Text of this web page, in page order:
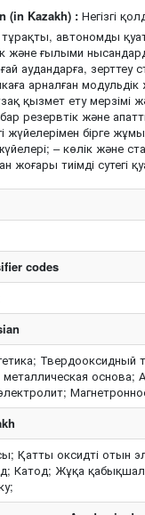
(in Kazakh) : Негізгі
автономды
және ғылыми
аудандарға, зерттеу
арналған модульдік
қызмет ету мерзімі
резервтік және
жүйелерімен бірге
– көлік және
жоғары тиімді сутегі
codes
Твердооксидный
основа;
Қатты оксидті отын
Катод; Жұқа